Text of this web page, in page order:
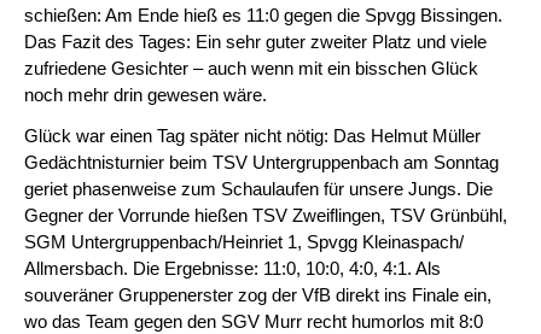
schießen: Am Ende hieß es 11:0 gegen die Spvgg Bissingen.
Das Fazit des Tages: Ein sehr guter zweiter Platz und viele
zufriedene Gesichter – auch wenn mit ein bisschen Glück
noch mehr drin gewesen wäre.
Glück war einen Tag später nicht nötig: Das Helmut Müller
Gedächtnisturnier beim TSV Untergruppenbach am Sonntag
geriet phasenweise zum Schaulaufen für unsere Jungs. Die
Gegner der Vorrunde hießen TSV Zweiflingen, TSV Grünbühl,
SGM Untergruppenbach/Heinriet 1, Spvgg Kleinaspach/
Allmersbach. Die Ergebnisse: 11:0, 10:0, 4:0, 4:1. Als
souveräner Gruppenerster zog der VfB direkt ins Finale ein,
wo das Team gegen den SGV Murr recht humorlos mit 8:0